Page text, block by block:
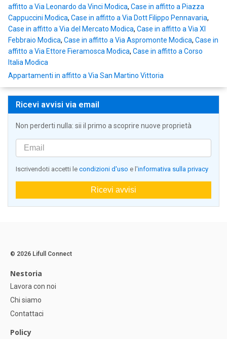
affitto a Via Leonardo da Vinci Modica, Case in affitto a Piazza
Cappuccini Modica, Case in affitto a Via Dott Filippo Pennavaria,
Case in affitto a Via del Mercato Modica, Case in affitto a Via XI
Febbraio Modica, Case in affitto a Via Aspromonte Modica, Case in
affitto a Via Ettore Fieramosca Modica, Case in affitto a Corso
Italia Modica
Appartamenti in affitto a Via San Martino Vittoria
Ricevi avvisi via email
Non perderti nulla: sii il primo a scoprire nuove proprietà
Iscrivendoti accetti le condizioni d'uso e l'informativa sulla privacy
Ricevi avvisi
© 2026 Lifull Connect
Nestoria
Lavora con noi
Chi siamo
Contattaci
Policy